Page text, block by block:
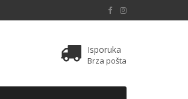
Isporuka
Brza pošta